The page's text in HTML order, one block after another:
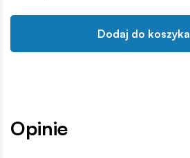
Dodaj do koszyka
Opinie